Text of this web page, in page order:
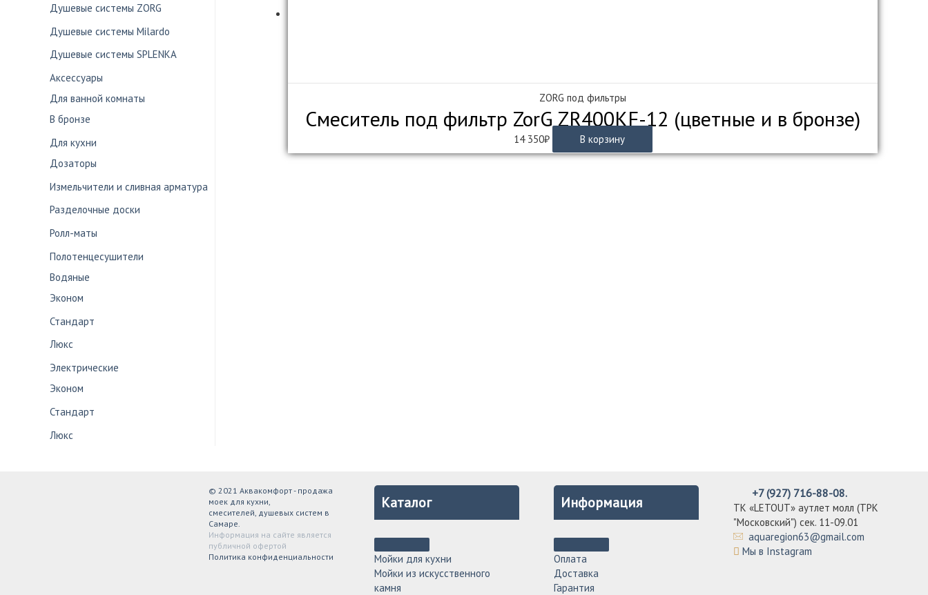
Душевые системы ZORG
Душевые системы Milardo
Душевые системы SPLENKA
Аксессуары
Для ванной комнаты
В бронзе
Для кухни
Дозаторы
Измельчители и сливная арматура
Разделочные доски
Ролл-маты
Полотенцесушители
Водяные
Эконом
Стандарт
Люкс
Электрические
Эконом
Стандарт
Люкс
ZORG под фильтры
Смеситель под фильтр ZorG ZR400KF-12 (цветные и в бронзе)
14 350₽ В корзину
© 2021 Аквакомфорт - продажа
моек для кухни,
смесителей, душевых систем в
Самаре.
Информация на сайте является
публичной офертой
Политика конфиденциальности
Каталог
Мойки для кухни
Мойки из искусственного
камня
Информация
Оплата
Доставка
Гарантия
+7 (927) 716-88-08.
ТК «LETOUT» аутлет молл (ТРК
"Московский") сек. 11-09.01
aquaregion63@gmail.com
Мы в Instagram